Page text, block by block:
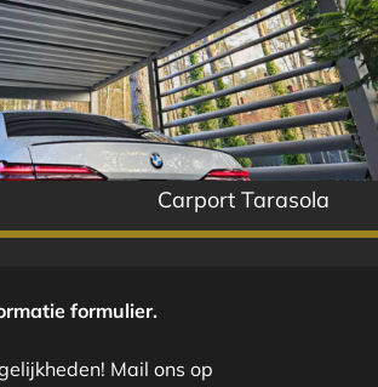
Carport Tarasola
formulier.
Mail ons op